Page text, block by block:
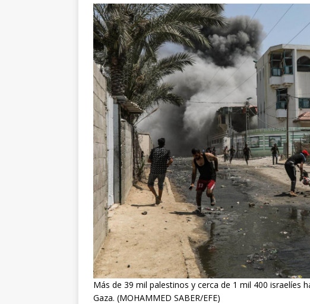
Más de 39 mil palestinos y cerca de 1 mil 400 israelíes
Gaza. (MOHAMMED SABER/EFE)